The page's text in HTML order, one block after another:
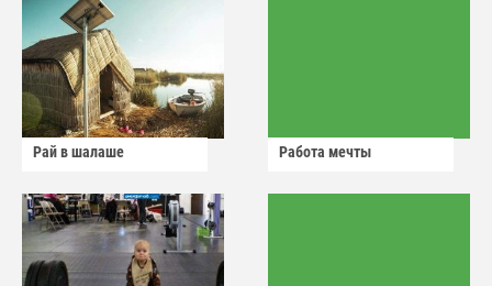
Рай в шалаше Работа мечты